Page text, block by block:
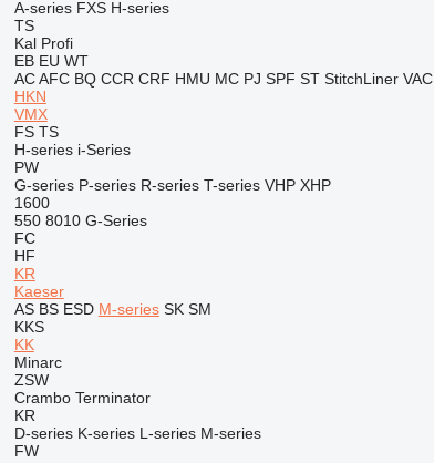
A-series FXS H-series
TS
Kal Profi
EB EU WT
AC AFC BQ CCR CRF HMU MC PJ SPF ST StitchLiner VAC
HKN
VMX
FS TS
H-series i-Series
PW
G-series P-series R-series T-series VHP XHP
1600
550 8010 G-Series
FC
HF
KR
Kaeser
AS BS ESD M-series SK SM
KKS
KK
Minarc
ZSW
Crambo Terminator
KR
D-series K-series L-series M-series
FW